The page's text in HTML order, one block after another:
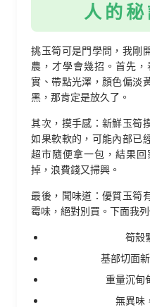
人的
挑玉筍可是門學問，我剛
農，才學會幾招。首先
實、帶點光澤，顏色偏淡
黑，那肯定是放久了。
其次，摸手感：新鮮玉筍
如果軟軟的，可能內部已
超市隨便拿一包，結果
掉，浪費錢又掃興。
最後，聞味道：優質玉筍
霉味，絕對別買。下面我
筍殼
基部切面
重量沉甸
無異味